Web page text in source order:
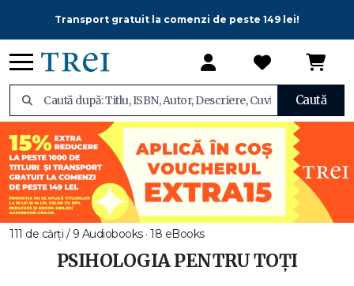
Transport gratuit la comenzi de peste 149 lei!
Caută
111 de cărți / 9 Audiobooks · 18 eBooks
PSIHOLOGIA PENTRU TOȚI